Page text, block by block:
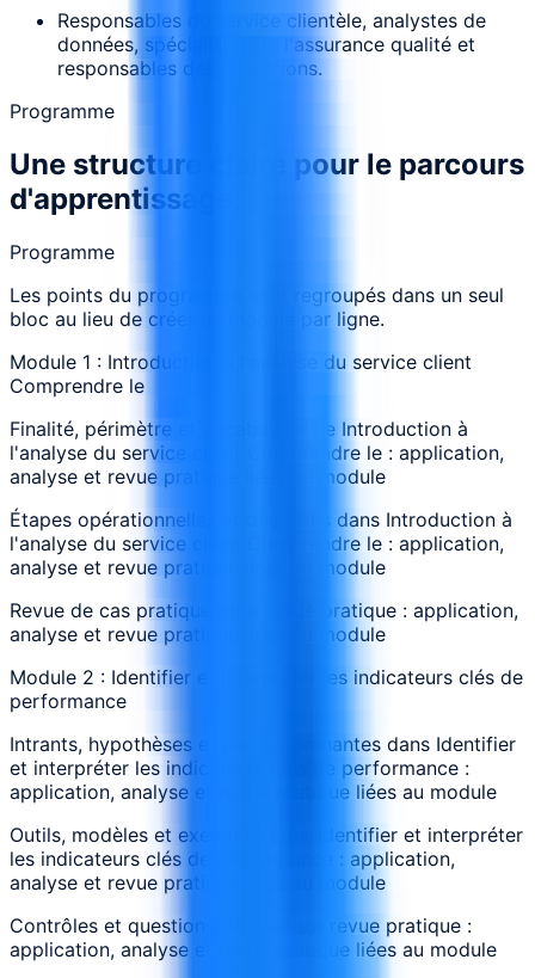
Responsables du service clientèle, analystes de
données, spécialistes de l'assurance qualité et
responsables des opérations.
Programme
Une structure claire pour le parcours
d'apprentissage.
Programme
Les points du programme sont regroupés dans un seul
bloc au lieu de créer un module par ligne.
Module 1 : Introduction à l'analyse du service client
Comprendre le
Finalité, périmètre et vocabulaire de Introduction à
l'analyse du service client Comprendre le : application,
analyse et revue pratique liées au module
Étapes opérationnelles et décisions dans Introduction à
l'analyse du service client Comprendre le : application,
analyse et revue pratique liées au module
Revue de cas pratique pour revue pratique : application,
analyse et revue pratique liées au module
Module 2 : Identifier et interpréter les indicateurs clés de
performance
Intrants, hypothèses et parties prenantes dans Identifier
et interpréter les indicateurs clés de performance :
application, analyse et revue pratique liées au module
Outils, modèles et exemples pour Identifier et interpréter
les indicateurs clés de performance : application,
analyse et revue pratique liées au module
Contrôles et questions de suivi sur revue pratique :
application, analyse et revue pratique liées au module